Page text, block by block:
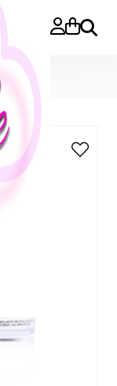
Zoeken